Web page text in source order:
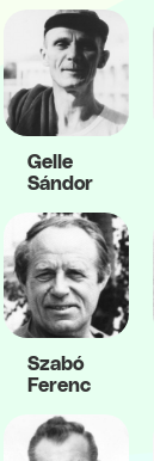
Gelle
Sándor
Szabó
Ferenc